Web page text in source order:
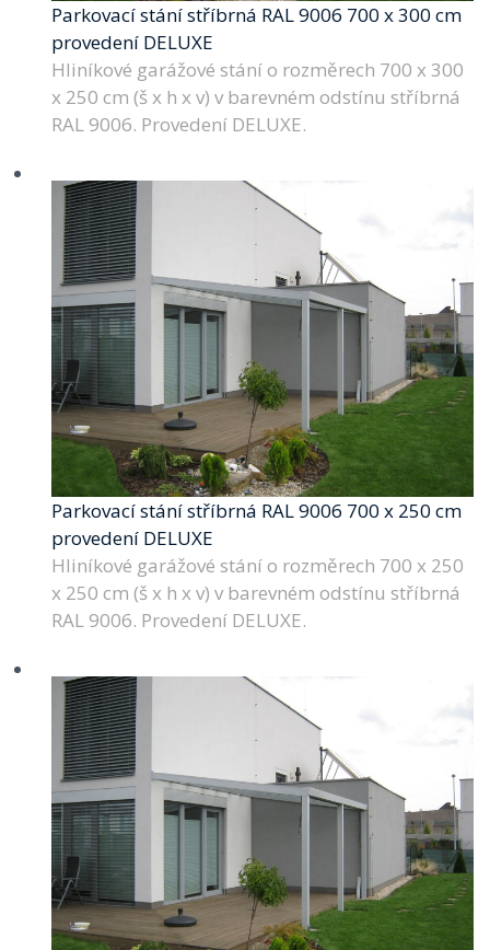
Parkovací stání stříbrná RAL 9006 700 x 300 cm
provedení DELUXE
Hliníkové garážové stání o rozměrech 700 x 300
x 250 cm (š x h x v) v barevném odstínu stříbrná
RAL 9006. Provedení DELUXE.
Parkovací stání stříbrná RAL 9006 700 x 250 cm
provedení DELUXE
Hliníkové garážové stání o rozměrech 700 x 250
x 250 cm (š x h x v) v barevném odstínu stříbrná
RAL 9006. Provedení DELUXE.